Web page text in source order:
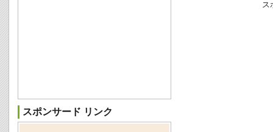
ス
スポンサード リンク